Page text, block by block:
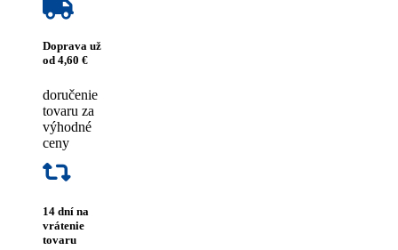
Doprava už
od 4,60 €
doručenie
tovaru za
výhodné
ceny
14 dní na
vrátenie
tovaru